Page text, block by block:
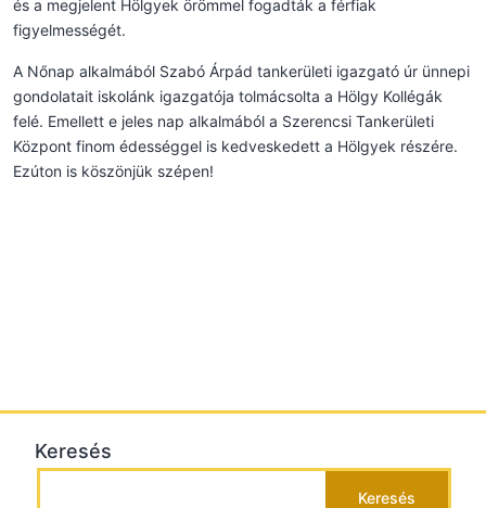
és a megjelent Hölgyek örömmel fogadták a férfiak
figyelmességét.
A Nőnap alkalmából Szabó Árpád tankerületi igazgató úr ünnepi
gondolatait iskolánk igazgatója tolmácsolta a Hölgy Kollégák
felé. Emellett e jeles nap alkalmából a Szerencsi Tankerületi
Központ finom édességgel is kedveskedett a Hölgyek részére.
Ezúton is köszönjük szépen!
Keresés
Keresés